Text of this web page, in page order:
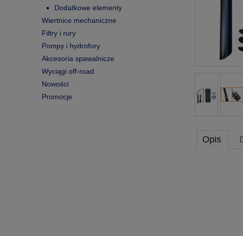
Dodatkowe elementy
Wiertnice mechaniczne
Filtry i rury
Pompy i hydrofory
Akcesoria spawalnicze
Wyciągi off-road
Nowości
Promocje
Opis